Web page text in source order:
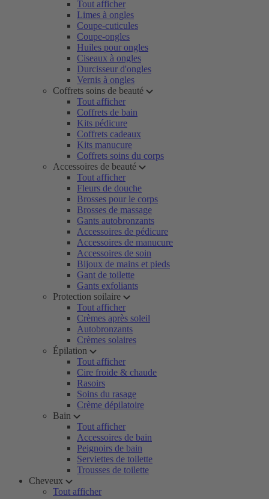
Tout afficher
Limes à ongles
Coupe-cuticules
Coupe-ongles
Huiles pour ongles
Ciseaux à ongles
Durcisseur d'ongles
Vernis à ongles
Coffrets soins de beauté
Tout afficher
Coffrets de bain
Kits pédicure
Coffrets cadeaux
Kits manucure
Coffrets soins du corps
Accessoires de beauté
Tout afficher
Fleurs de douche
Brosses pour le corps
Brosses de massage
Gants autobronzants
Accessoires de pédicure
Accessoires de manucure
Accessoires de soin
Bijoux de mains et pieds
Gant de toilette
Gants exfoliants
Protection soilaire
Tout afficher
Crèmes après soleil
Autobronzants
Crèmes solaires
Épilation
Tout afficher
Cire froide & chaude
Rasoirs
Soins du rasage
Crème dépilatoire
Bain
Tout afficher
Accessoires de bain
Peignoirs de bain
Serviettes de toilette
Trousses de toilette
Cheveux
Tout afficher